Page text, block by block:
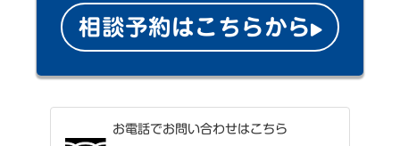
相談予約はこちらから
お電話でお問い合わせはこちら